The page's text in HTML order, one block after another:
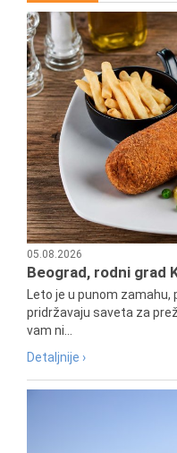
05.08.2026
Beograd, rodni grad
Leto je u punom zamahu,
pridržavaju saveta za
vam ni...
Detaljnije ›